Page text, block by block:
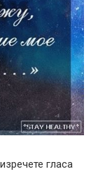
гласа